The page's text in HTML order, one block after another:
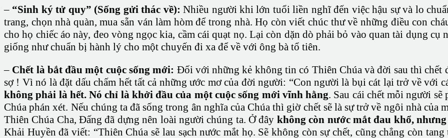
– “Sinh ký tử quy” (Sống gửi thác về): Nhiều người khi lớn tuổi liền nghĩ đến việc hậu sự và lo
trang, chọn nhà quàn, mua sẵn ván làm hòm để trong nhà. Họ còn viết chúc thư về những điều con
cho họ chiếc áo này, đeo vòng ngọc kia, cầm cái quạt nọ. Lại còn dặn dò phải bỏ vào quan tài dụng
giống như chuẩn bị hành lý cho một chuyến đi xa để về với ông bà tổ tiên.
– Chết là bắt đầu một cuộc sống mới: Đối với những kẻ không tin có Thiên Chúa và đời sau thì chết
sợ ! Vì nó là đặt dấu chấm hết tất cả những ước mơ của đời người: “Con người là bụi cát lại trở về
không phải là hết. Nó chỉ là khởi đầu của một cuộc sống mới vĩnh hằng. Sau cái chết mỗi người sẽ
Chúa phán xét. Nếu chúng ta đã sống trong ân nghĩa của Chúa thì giờ chết sẽ là sự trở về ngôi nhà của
Thiên Chúa Cha, Đấng đã dựng nên loài người chúng ta. Ở đây không còn nước mắt đau khổ,
Khải Huyền đã viết: “Thiên Chúa sẽ lau sạch nước mắt họ. Sẽ không còn sự chết, cũng chẳng còn